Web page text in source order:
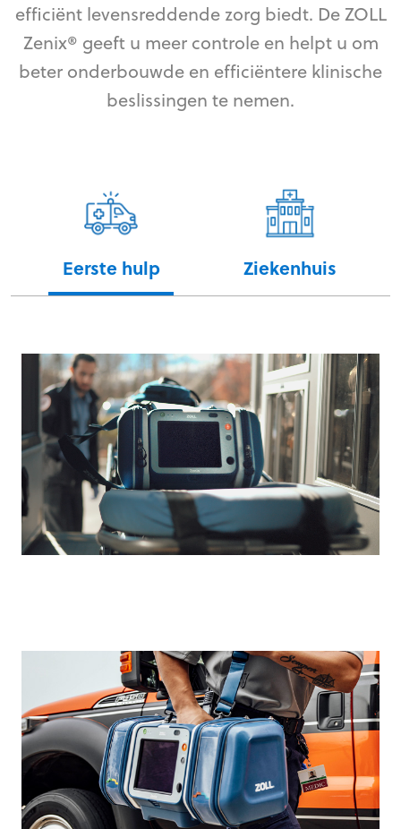
efficiënt levensreddende zorg biedt. De ZOLL
Zenix® geeft u meer controle en helpt u om
beter onderbouwde en efficiëntere klinische
beslissingen te nemen.
Eerste hulp Ziekenhuis